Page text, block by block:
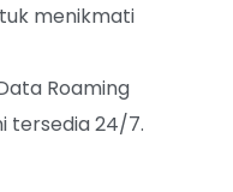
menikmati
Roaming
tersedia 24/7.